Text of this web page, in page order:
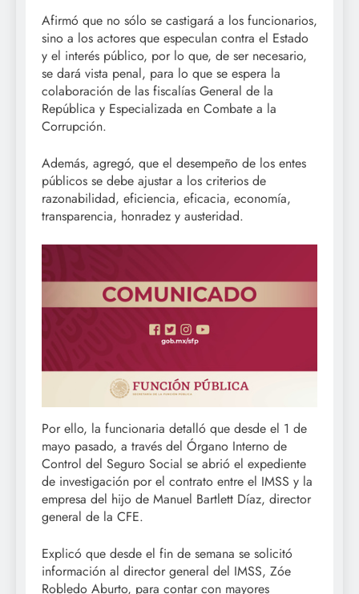
Afirmó que no sólo se castigará a los funcionarios,
sino a los actores que especulan contra el Estado
y el interés público, por lo que, de ser necesario,
se dará vista penal, para lo que se espera la
colaboración de las fiscalías General de la
República y Especializada en Combate a la
Corrupción.
Además, agregó, que el desempeño de los entes
públicos se debe ajustar a los criterios de
razonabilidad, eficiencia, eficacia, economía,
transparencia, honradez y austeridad.
Por ello, la funcionaria detalló que desde el 1 de
mayo pasado, a través del Órgano Interno de
Control del Seguro Social se abrió el expediente
de investigación por el contrato entre el IMSS y la
empresa del hijo de Manuel Bartlett Díaz, director
general de la CFE.
Explicó que desde el fin de semana se solicitó
información al director general del IMSS, Zóe
Robledo Aburto, para contar con mayores